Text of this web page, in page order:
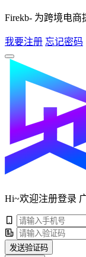
Firekb- 为跨境电商
我要注册 忘记密码
Hi~欢迎注册登录
发送验证码